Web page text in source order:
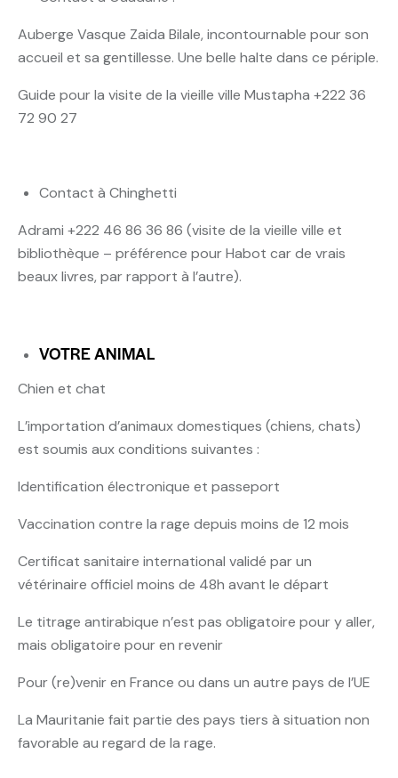
Auberge Vasque Zaida Bilale, incontournable pour son
accueil et sa gentillesse. Une belle halte dans ce périple.
Guide pour la visite de la vieille ville Mustapha +222 36
72 90 27
Contact à Chinghetti
Adrami +222 46 86 36 86 (visite de la vieille ville et
bibliothèque – préférence pour Habot car de vrais
beaux livres, par rapport à l’autre).
VOTRE ANIMAL
Chien et chat
L’importation d’animaux domestiques (chiens, chats)
est soumis aux conditions suivantes :
Identification électronique et passeport
Vaccination contre la rage depuis moins de 12 mois
Certificat sanitaire international validé par un
vétérinaire officiel moins de 48h avant le départ
Le titrage antirabique n’est pas obligatoire pour y aller,
mais obligatoire pour en revenir
Pour (re)venir en France ou dans un autre pays de l’UE
La Mauritanie fait partie des pays tiers à situation non
favorable au regard de la rage.